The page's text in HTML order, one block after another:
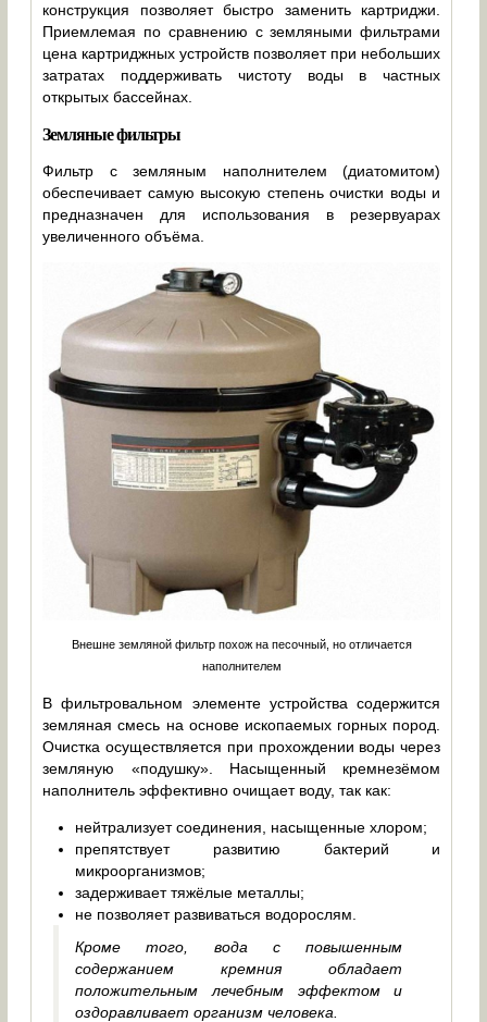
конструкция позволяет быстро заменить картриджи.
Приемлемая по сравнению с земляными фильтрами
цена картриджных устройств позволяет при небольших
затратах поддерживать чистоту воды в частных
открытых бассейнах.
Земляные фильтры
Фильтр с земляным наполнителем (диатомитом)
обеспечивает самую высокую степень очистки воды и
предназначен для использования в резервуарах
увеличенного объёма.
Внешне земляной фильтр похож на песочный, но отличается
наполнителем
В фильтровальном элементе устройства содержится
земляная смесь на основе ископаемых горных пород.
Очистка осуществляется при прохождении воды через
земляную «подушку». Насыщенный кремнезёмом
наполнитель эффективно очищает воду, так как:
нейтрализует соединения, насыщенные хлором;
препятствует развитию бактерий и
микроорганизмов;
задерживает тяжёлые металлы;
не позволяет развиваться водорослям.
Кроме того, вода с повышенным
содержанием кремния обладает
положительным лечебным эффектом и
оздоравливает организм человека.